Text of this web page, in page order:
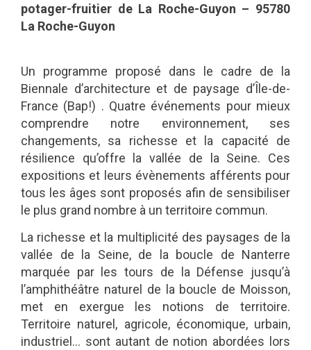
potager-fruitier de La Roche-Guyon – 95780
La Roche-Guyon
Un programme proposé dans le cadre de la
Biennale d’architecture et de paysage d’Île-de-
France (Bap!) . Quatre événements pour mieux
comprendre notre environnement, ses
changements, sa richesse et la capacité de
résilience qu’offre la vallée de la Seine. Ces
expositions et leurs évènements afférents pour
tous les âges sont proposés afin de sensibiliser
le plus grand nombre à un territoire commun.
La richesse et la multiplicité des paysages de la
vallée de la Seine, de la boucle de Nanterre
marquée par les tours de la Défense jusqu’à
l’amphithéâtre naturel de la boucle de Moisson,
met en exergue les notions de territoire.
Territoire naturel, agricole, économique, urbain,
industriel… sont autant de notion abordées lors